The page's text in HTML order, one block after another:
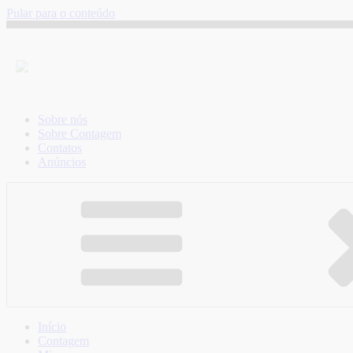
Pular para o conteúdo
Sobre nós
Sobre Contagem
Contatos
Anúncios
Início
Contagem